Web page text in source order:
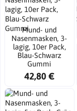
Mund- und
Nasenmasken, 3-
lagig, 10er Pack,
Blau-Schwarz
Gummi
42,80 €